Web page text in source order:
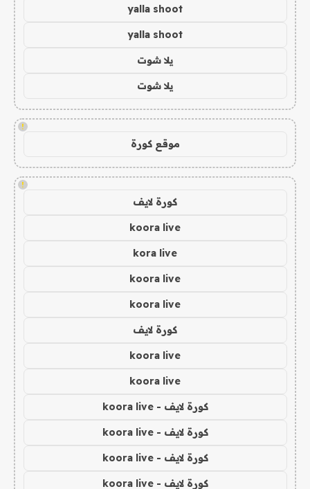
yalla shoot
yalla shoot
يلا شوت
يلا شوت
!
موقع كورة
!
كورة لايف
koora live
kora live
koora live
koora live
كورة لايف
koora live
koora live
كورة لايف - koora live
كورة لايف - koora live
كورة لايف - koora live
كورة لايف - koora live